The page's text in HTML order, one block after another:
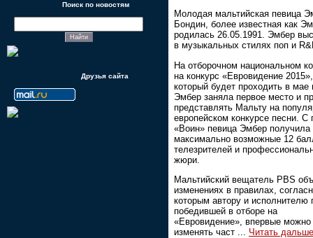
Поиск по новостям
Друзья сайта
Молодая мальтийская певица
Бондин, более известная как
родилась 26.05.1991. Эмбер
в музыкальных стилях поп и
На отборочном национальном
на конкурс «Евровидение 2015»,
который будет проходить в мае
Эмбер заняла первое место и
представлять Мальту на
европейском конкурсе песни. С
«Воин» певица Эмбер получила
максимально возможные 12
телезрителей и
жюри.
Мальтийский вещатель PBS
изменениях в правилах,
которым автору и исполнителю
победившей в отборе на
«Евровидение», впервые можно
изменять част
Читать